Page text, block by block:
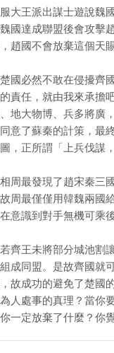
大王派出謀士遊說魏
國達成聯盟後會攻擊
趙國不會放棄這個天
國必然不敢在侵擾齊
責任，就由我來承擔吧
地大物博、兵多將廣
了蘇秦的計策，最
，正所謂「上兵伐謀
周最發現了趙宋秦三
周最僅僅用韓魏兩國
意識到對手無機可乘
齊王未將部分城池割
成同盟。是故齊國就
故成功的避免了楚國的
人處事的真理？當你
一定放棄了什麼？你